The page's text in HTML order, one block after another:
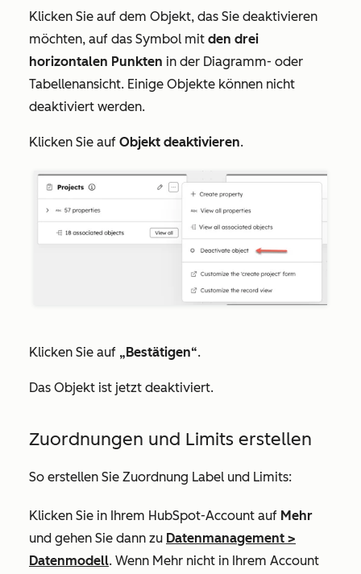
Klicken Sie auf dem Objekt, das Sie deaktivieren
möchten, auf das Symbol mit den drei
horizontalen Punkten in der Diagramm- oder
Tabellenansicht. Einige Objekte können nicht
deaktiviert werden.
Klicken Sie auf Objekt deaktivieren.
Klicken Sie auf „Bestätigen“.
Das Objekt ist jetzt deaktiviert.
Zuordnungen und Limits erstellen
So erstellen Sie Zuordnung Label und Limits:
Klicken Sie in Ihrem HubSpot-Account auf Mehr
und gehen Sie dann zu Datenmanagement >
Datenmodell. Wenn Mehr nicht in Ihrem Account